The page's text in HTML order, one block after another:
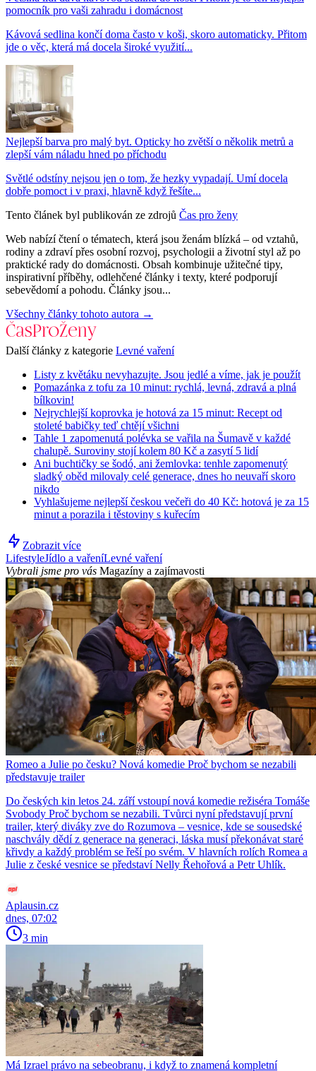
pomocník pro vaši zahradu i domácnost
Kávová sedlina končí doma často v koši, skoro automaticky. Přitom
jde o věc, která má docela široké využití...
Nejlepší barva pro malý byt. Opticky ho zvětší o několik metrů a
zlepší vám náladu hned po příchodu
Světlé odstíny nejsou jen o tom, že hezky vypadají. Umí docela
dobře pomoct i v praxi, hlavně když řešíte...
Tento článek byl publikován ze zdrojů Čas pro ženy
Web nabízí čtení o tématech, která jsou ženám blízká – od vztahů,
rodiny a zdraví přes osobní rozvoj, psychologii a životní styl až po
praktické rady do domácnosti. Obsah kombinuje užitečné tipy,
inspirativní příběhy, odlehčené články i texty, které podporují
sebevědomí a pohodu. Články jsou...
Všechny články tohoto autora →
Další články z kategorie Levné vaření
Listy z květáku nevyhazujte. Jsou jedlé a víme, jak je použít
Pomazánka z tofu za 10 minut: rychlá, levná, zdravá a plná
bílkovin!
Nejrychlejší koprovka je hotová za 15 minut: Recept od
stoleté babičky teď chtějí všichni
Tahle 1 zapomenutá polévka se vařila na Šumavě v každé
chalupě. Suroviny stojí kolem 80 Kč a zasytí 5 lidí
Ani buchtičky se šodó, ani žemlovka: tenhle zapomenutý
sladký oběd milovaly celé generace, dnes ho neuvaří skoro
nikdo
Vyhlašujeme nejlepší českou večeři do 40 Kč: hotová je za 15
minut a porazila i těstoviny s kuřecím
Zobrazit více
LifestyleJídlo a vařeníLevné vaření
Vybrali jsme pro vás Magazíny a zajímavosti
Romeo a Julie po česku? Nová komedie Proč bychom se nezabili
představuje trailer
Do českých kin letos 24. září vstoupí nová komedie režiséra Tomáše
Svobody Proč bychom se nezabili. Tvůrci nyní představují první
trailer, který diváky zve do Rozumova – vesnice, kde se sousedské
naschvály dědí z generace na generaci, láska musí překonávat staré
křivdy a každý problém se řeší po svém. V hlavních rolích Romea a
Julie z české vesnice se představí Nelly Řehořová a Petr Uhlík.
Aplausin.cz
dnes, 07:02
3 min
Má Izrael právo na sebeobranu, i když to znamená kompletní